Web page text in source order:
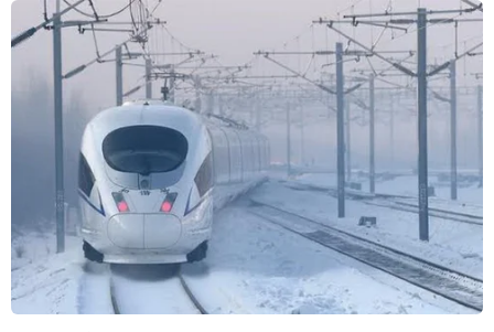
khuôn khổ cuộc họp đặc biệt của Diễn đàn Kinh
tế Thế giới (WEF) đang diễn ra tại thủ đô Riyadh
của Saudi Arabia.
Tại phiên thảo luận, ông Jadaan bày tỏ quan
ngại rằng cuộc cuộc chiến ở Gaza, cùng với
xung đột ở nhiều nơi khác trên thế giới, đang
tác động đến các hoạt động kinh tế trên thế giới.
Theo ông, các bên cần kiềm chế để tránh leo
thang căng thẳng, đồng thời đảm bảo ổn định
khu vực.